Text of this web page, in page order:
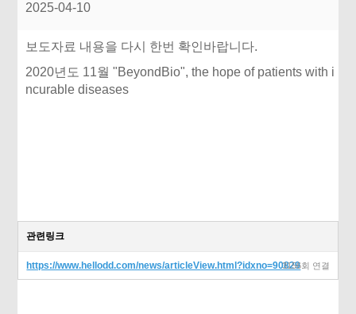
2025-04-10
보도자료 내용을 다시 한번 확인바랍니다.
2020년도 11월 "BeyondBio", the hope of patients with i
ncurable diseases
관련링크
https://www.hellodd.com/news/articleView.html?idxno=908293156회 연결